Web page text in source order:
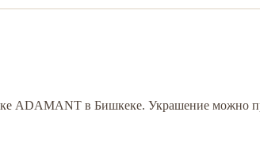
ADAMANT в Бишкеке. Украшение можно